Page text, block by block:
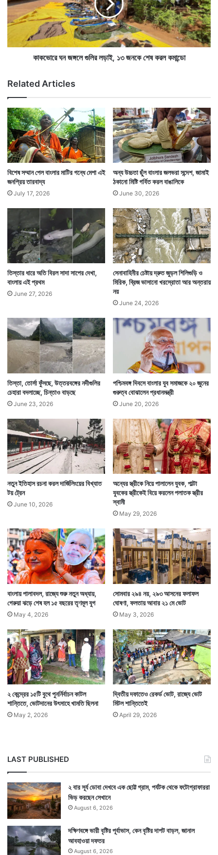
অন্যদিকে গভীর সমুদ্রে যেসব মৎস্যজীবীদের নৌকা চলে গিয়েছে
মাছ ধরতে তাদের সতর্ক করতে আকাশপথে প্রচার চালাচ্ছে
আসন্ন ঘূর্ণিঝড়ের কথা মাথায় রেখে রাজ্যের উপকূলীয় এলাকার
পর্যটনস্থলগুলিতে মাইকিংয়ের মাধ্যমে প্রচার শুরু হয়েছে। যদিও
প্রায় লকডাউনের জেরে কোথাও সেভাবে পর্যটক নেই। তবু স্থানীয়
মানুষকেও সচেতন করা হচ্ছে মাইকিং করে।
সমুদ্রের ধারে যেতে নিষেধ করা হয়েছে। দিঘা, মন্দারমণি, তাজপুর
সহ বিভিন্ন জায়গায় এই মাইকিং চলছে। মাইকিং হচ্ছে দক্ষিণ ২৪
পরগনার উপকূলীয় এলাকাগুলিতেও।
Tags Cyclone Yaas Purba Medinipur West Bengal News
দ্যু
ৎ
দ
ত
টি
ঘ
ন
জ
লে
ল
ড়া
ই
,
১
৩
জ
ন
কে
শে
ষ
র
ক
ন্ডো
কাকভোরে ঘন জঙ্গলে গুলির লড়াই, ১৩ জনকে শেষ করল কমান্ডো
Related Articles
বিশেষ সম্মান পেল বাংলার মাটির গন্ধে মেশা এই
জনপ্রিয় তারবাদ্য
July 17, 2026
অন্য উচ্চতা ছুঁল বাংলার জলভরা সন্দেশ, জামাই
ঠকানো মিষ্টি গর্বিত করল বাঙালিকে
June 30, 2026
তিস্তার ধারে অতি বিরল সাদা সাপের দেখা,
বাংলায় এই প্রথম
June 27, 2026
সেনাবাহিনীর চেষ্টায় দ্রুত জুড়ল শিলিগুড়ি ও
মিরিক, ব্রিজ ভাসানো খরস্রোতা আর অন্তরায়
নয়
June 24, 2026
তিস্তা, তোর্সা ফুঁসছে, উত্তরবঙ্গের নদীগুলির
চেহারা বদলাচ্ছে, চিন্তাও বাড়ছে
June 23, 2026
পশ্চিমবঙ্গ দিবসে বাংলার যুব সমাজকে ২০ জুনের
গুরুত্ব বোঝালেন প্রধানমন্ত্রী
June 20, 2026
নতুন ইতিহাস রচনা করল দার্জিলিংয়ের বিখ্যাত
টয় ট্রেন
June 10, 2026
অন্যের স্ত্রীকে নিয়ে পালালেন যুবক, পাল্টা
যুবকের স্ত্রীকেই বিয়ে করলেন পলাতক স্ত্রীর
স্বামী
May 29, 2026
বাংলায় পালাবদল, রাজ্যে শুরু নতুন অধ্যায়,
গেরুয়া ঝড়ে শেষ হল ১৫ বছরের তৃণমূল যুগ
May 4, 2026
সোমবার ২৯৪ নয়, ২৯৩ আসনের ফলাফল
ঘোষণা, ফলতায় আবার ২১ মে ভোট
May 3, 2026
২ কেন্দ্রের ১৫টি বুথে পুনর্নির্বাচন কাটল
শান্তিতে, ভোটদানের উৎসাহে খামতি ছিলনা
May 2, 2026
দ্বিতীয় দফাতেও রেকর্ড ভোট, রাজ্যে ভোট
মিটল শান্তিতেই
April 29, 2026
LAST PUBLISHED
২ বার সূর্য ডোবা দেখবে এক ছোট্ট গ্রাম, পর্যটক থেকে ফটোগ্রাফাররা
ভিড় করছেন সেখানে
August 6, 2026
দক্ষিণবঙ্গে ভারী বৃষ্টির পূর্বাভাস, কেন বৃষ্টির দাপট বাড়ল, জানাল
আবহাওয়া দফতর
August 6, 2026